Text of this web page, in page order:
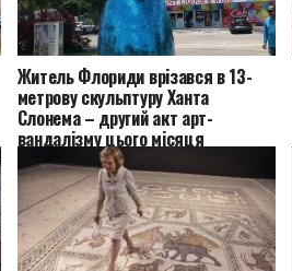
Житель Флориди врізався в 13-
метрову скульптуру Ханта
Слонема – другий акт арт-
вандалізму цього місяця